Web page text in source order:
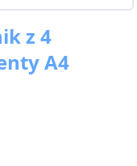
z 4
A4